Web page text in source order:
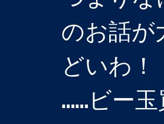
のお話が
どいわ！
……ビー